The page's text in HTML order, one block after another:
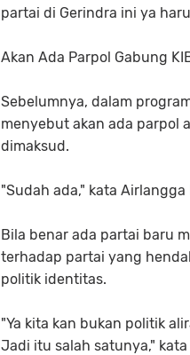
partai di Gerindra ini ya
Akan Ada Parpol Gabung
Sebelumnya, dalam
menyebut akan ada parpol
dimaksud.
"Sudah ada," kata
Bila benar ada partai baru
terhadap partai yang
politik identitas.
"Ya kita kan bukan politik
Jadi itu salah satunya,"